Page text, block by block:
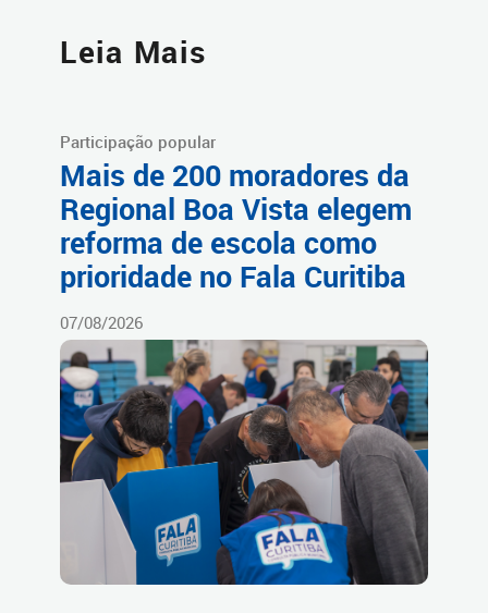
Leia Mais
Participação popular
Mais de 200 moradores da
Regional Boa Vista elegem
reforma de escola como
prioridade no Fala Curitiba
07/08/2026